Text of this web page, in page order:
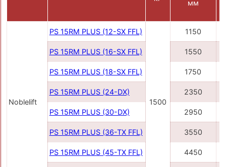
мм
Noblelift
PS 15RM PLUS (12-SX FFL)
1500
1150
PS 15RM PLUS (16-SX FFL) 1550
PS 15RM PLUS (18-SX FFL) 1750
PS 15RM PLUS (24-DX) 2350
PS 15RM PLUS (30-DX) 2950
PS 15RM PLUS (36-TX FFL) 3550
PS 15RM PLUS (45-TX FFL) 4450